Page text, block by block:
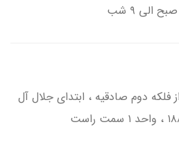
از فلکه دوم صادقیه ، ابتدای جلال آل